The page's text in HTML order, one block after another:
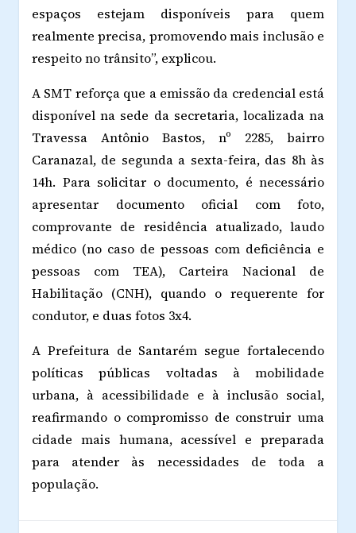
espaços estejam disponíveis para quem
realmente precisa, promovendo mais inclusão e
respeito no trânsito”, explicou.
A SMT reforça que a emissão da credencial está
disponível na sede da secretaria, localizada na
Travessa Antônio Bastos, nº 2285, bairro
Caranazal, de segunda a sexta-feira, das 8h às
14h. Para solicitar o documento, é necessário
apresentar documento oficial com foto,
comprovante de residência atualizado, laudo
médico (no caso de pessoas com deficiência e
pessoas com TEA), Carteira Nacional de
Habilitação (CNH), quando o requerente for
condutor, e duas fotos 3x4.
A Prefeitura de Santarém segue fortalecendo
políticas públicas voltadas à mobilidade
urbana, à acessibilidade e à inclusão social,
reafirmando o compromisso de construir uma
cidade mais humana, acessível e preparada
para atender às necessidades de toda a
população.